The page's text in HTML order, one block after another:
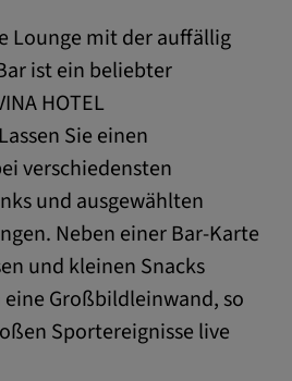
Lounge mit der auffällig
ist ein beliebter
HOTEL
Sie einen
verschiedensten
und ausgewählten
Neben einer Bar-Karte
und kleinen Snacks
Großbildleinwand, so
Sportereignisse live